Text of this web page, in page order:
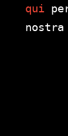
qui
nostra